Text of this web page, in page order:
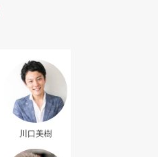
川口美樹